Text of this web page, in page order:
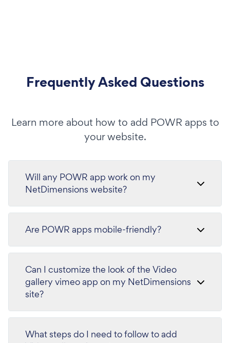
Frequently Asked Questions
Learn more about how to add POWR apps to
your website.
Will any POWR app work on my
NetDimensions website?
Are POWR apps mobile-friendly?
Can I customize the look of the Video
gallery vimeo app on my NetDimensions
site?
What steps do I need to follow to add